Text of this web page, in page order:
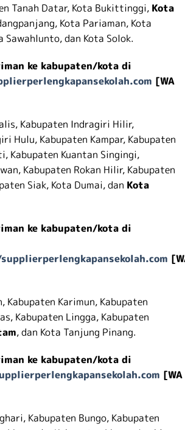
Tanah Datar, Kota Bukittinggi, Kota
Kota Pariaman, Kota
Sawahlunto, dan Kota Solok.
ke kabupaten/kota di
[WA
Kabupaten Indragiri Hilir,
Hulu, Kabupaten Kampar, Kabupaten
Kabupaten Kuantan Singingi,
Kabupaten Rokan Hilir, Kabupaten
Siak, Kota Dumai, dan Kota
ke kabupaten/kota di
Kabupaten Karimun, Kabupaten
Kabupaten Lingga, Kabupaten
, dan Kota Tanjung Pinang.
ke kabupaten/kota di
[WA
Kabupaten Bungo, Kabupaten